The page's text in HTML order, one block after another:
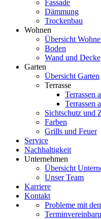
Fassade
Dämmung
Trockenbau
Wohnen
Übersicht
Boden
Wand und Decke
Garten
Übersicht Garten
Terrasse
Terrassen
Terrassen
Sichtschutz und
Farben
Grills und Feuer
Service
Nachhaltigkeit
Unternehmen
Übersicht
Unser Team
Karriere
Kontakt
Probleme mit